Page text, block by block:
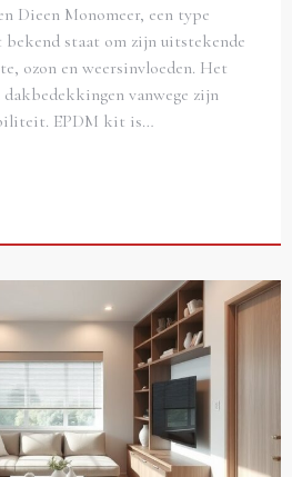
Dieen Monomeer, een type
staat om zijn uitstekende
ozon en weersinvloeden. Het
vanwege zijn
EPDM kit is…